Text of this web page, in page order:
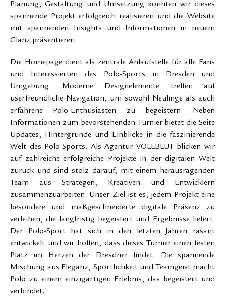
Planung, Gestaltung und Umsetzung konnten wir dieses
spannende Projekt erfolgreich realisieren und die Website
mit spannenden Insights und Informationen in neuem
Glanz präsentieren.
Die Homepage dient als zentrale Anlaufstelle für alle Fans
und Interessierten des Polo-Sports in Dresden und
Umgebung. Moderne Designelemente treffen auf
userfreundliche Navigation, um sowohl Neulinge als auch
erfahrene Polo-Enthusiasten zu begeistern. Neben
Informationen zum bevorstehenden Turnier bietet die Seite
Updates, Hintergründe und Einblicke in die faszinierende
Welt des Polo-Sports. Als Agentur VOLLBLUT blicken wir
auf zahlreiche erfolgreiche Projekte in der digitalen Welt
zurück und sind stolz darauf, mit einem herausragenden
Team aus Strategen, Kreativen und Entwicklern
zusammenzuarbeiten. Unser Ziel ist es, jedem Projekt eine
besondere und maßgeschneiderte digitale Präsenz zu
verleihen, die langfristig begeistert und Ergebnisse liefert.
Der Polo-Sport hat sich in den letzten Jahren rasant
entwickelt und wir hoffen, dass dieses Turnier einen festen
Platz im Herzen der Dresdner findet. Die spannende
Mischung aus Eleganz, Sportlichkeit und Teamgeist macht
Polo zu einem einzigartigen Erlebnis, das begeistert und
verbindet.